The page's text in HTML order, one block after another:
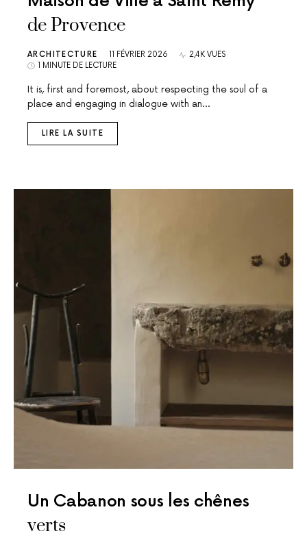
de Provence
ARCHITECTURE 11 FÉVRIER 2026
2,4K VUES
1 MINUTE DE LECTURE
It is, first and foremost, about respecting the soul of a
place and engaging in dialogue with an…
LIRE LA SUITE
Un Cabanon sous les chênes
verts